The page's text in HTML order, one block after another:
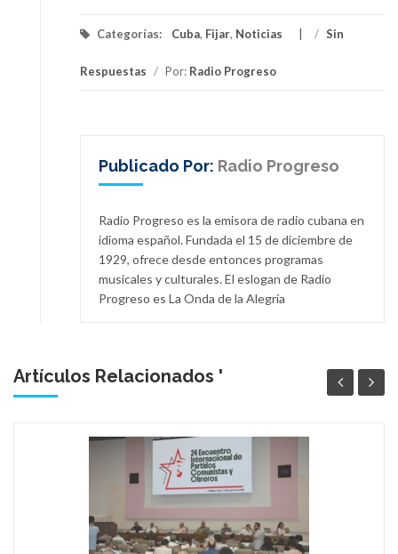
Categorías: Cuba, Fijar, Noticias / Sin
Respuestas / Por: Radio Progreso
Publicado Por: Radio Progreso
Radio Progreso es la emisora de radio cubana en
idioma español. Fundada el 15 de diciembre de
1929, ofrece desde entonces programas
musicales y culturales. El eslogan de Radio
Progreso es La Onda de la Alegría
Artículos Relacionados '